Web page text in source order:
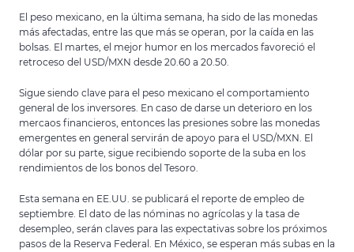
El peso mexicano, en la última semana, ha sido de las monedas
más afectadas, entre las que más se operan, por la caída en las
bolsas. El martes, el mejor humor en los mercados favoreció el
retroceso del USD/MXN desde 20.60 a 20.50.
Sigue siendo clave para el peso mexicano el comportamiento
general de los inversores. En caso de darse un deterioro en los
mercaos financieros, entonces las presiones sobre las monedas
emergentes en general servirán de apoyo para el USD/MXN. El
dólar por su parte, sigue recibiendo soporte de la suba en los
rendimientos de los bonos del Tesoro.
Esta semana en EE.UU. se publicará el reporte de empleo de
septiembre. El dato de las nóminas no agrícolas y la tasa de
desempleo, serán claves para las expectativas sobre los próximos
pasos de la Reserva Federal. En México, se esperan más subas en la